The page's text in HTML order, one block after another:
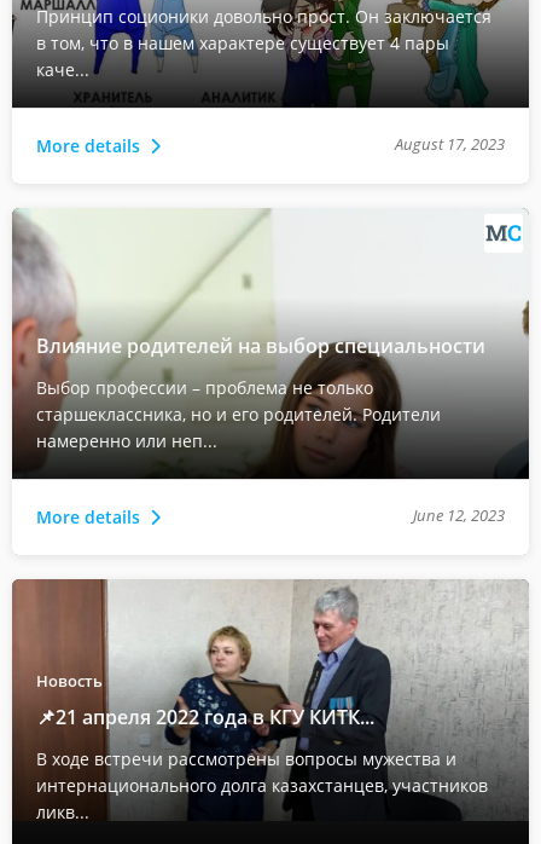
Принцип соционики довольно прост. Он заключается
в том, что в нашем характере существует 4 пары
каче...
More details August 17, 2023
Влияние родителей на выбор специальности
Выбор профессии – проблема не только
старшеклассника, но и его родителей. Родители
намеренно или неп...
More details June 12, 2023
Новость
📌21 апреля 2022 года в КГУ КИТК...
В ходе встречи рассмотрены вопросы мужества и
интернационального долга казахстанцев, участников
ликв...